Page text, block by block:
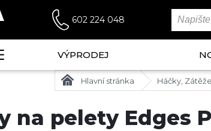
602 224 048
VÝPRODEJ
Hlavní stránka Háčky,
na pelety Edges